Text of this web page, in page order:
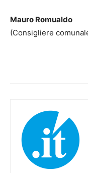
Mauro Romualdo
(Consigliere